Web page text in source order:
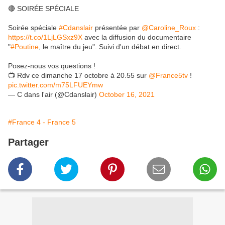
🔴 SOIRÉE SPÉCIALE
Soirée spéciale #Cdanslair présentée par @Caroline_Roux :
https://t.co/1LjLGSxz9X avec la diffusion du documentaire
"#Poutine , le maître du jeu". Suivi d'un débat en direct.
Posez-nous vos questions !
📺 Rdv ce dimanche 17 octobre à 20.55 sur @France5tv !
pic.twitter.com/m75LFUEYmw
— C dans l'air (@Cdanslair) October 16, 2021
#France 4 - France 5
Partager